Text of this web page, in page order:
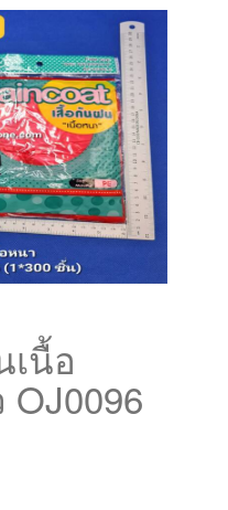
เนื้อ
OJ0096